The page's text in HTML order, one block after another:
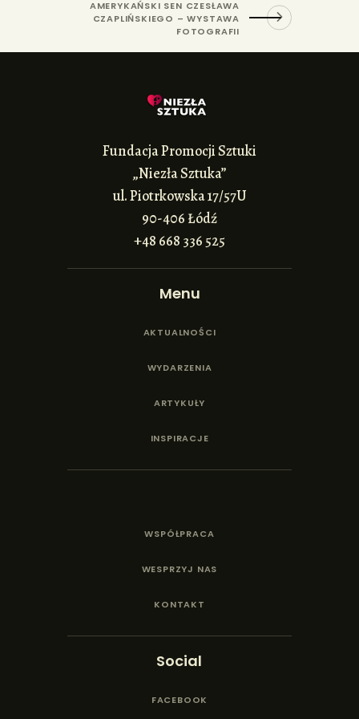
AMERYKAŃSKI SEN CZESŁAWA
CZAPLIŃSKIEGO – WYSTAWA
FOTOGRAFII
Fundacja Promocji Sztuki
„Niezła Sztuka”
ul. Piotrkowska 17/57U
90-406 Łódź
+48 668 336 525
Menu
AKTUALNOŚCI
WYDARZENIA
ARTYKUŁY
INSPIRACJE
WSPÓŁPRACA
WESPRZYJ NAS
KONTAKT
Social
FACEBOOK